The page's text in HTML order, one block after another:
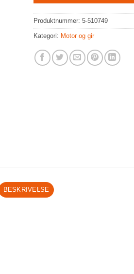
Produktnummer: 5-510749
Kategori: Motor og gir
BESKRIVELSE